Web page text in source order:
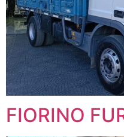
FIORINO